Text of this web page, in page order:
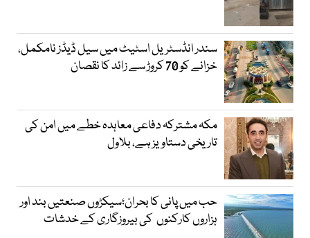
سندر انڈسٹریل اسٹیٹ میں سیل ڈیڈز نامکمل،
خزانے کو 70 کروڑ سے زائد کا نقصان
مکہ مشترکہ دفاعی معاہدہ خطے میں امن کی
تاریخی دستاویز ہے، بلاول
حب میں پانی کا بحران؛سیکڑوں صنعتیں بند اور
ہزاروں کارکنوں کی بیروزگاری کے خدشات